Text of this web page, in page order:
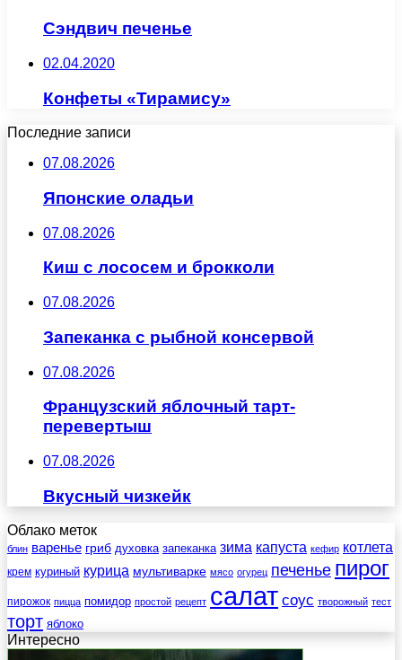
Сэндвич печенье
02.04.2020
Конфеты «Тирамису»
Последние записи
07.08.2026
Японские оладьи
07.08.2026
Киш с лососем и брокколи
07.08.2026
Запеканка с рыбной консервой
07.08.2026
Французский яблочный тарт-
перевертыш
07.08.2026
Вкусный чизкейк
Облако меток
блин варенье гриб духовка запеканка зима капуста кефир котлета
крем куриный курица мультиварке мясо огурец печенье пирог
пирожок пицца помидор простой рецепт салат соус творожный тест
торт яблоко
Интересно